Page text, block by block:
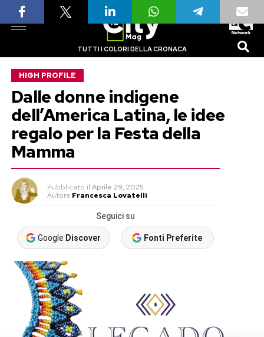
TUTTI I COLORI DELLA CRONACA
HIGH PROFILE
Dalle donne indigene
dell’America Latina, le idee
regalo per la Festa della
Mamma
Pubblicato il Aprile 29, 2025
Autore Francesca Lovatelli
Seguici su
Google Discover Fonti Preferite